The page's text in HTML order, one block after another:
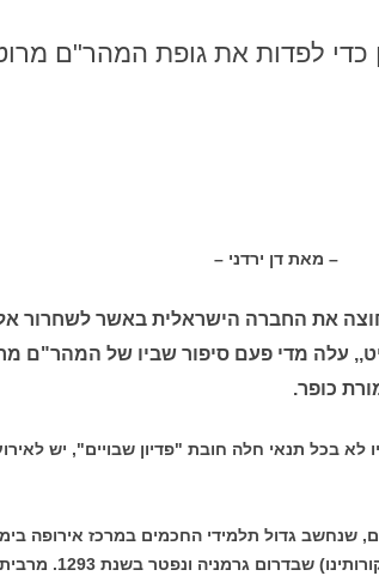
כדי לפדות את גופת המהר"ם
–
את החברה הישראלית באשר לשחרור
עלה מדי פעם סיפור שביו של המהר"ם
כופר.
בכל תנאי חלה חובת "פדיון שבויים", יש
בעיר וורמס (וורמייזה,